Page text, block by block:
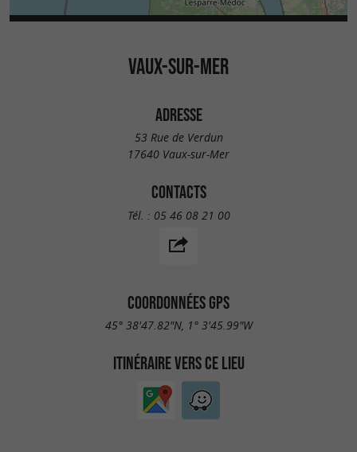
VAUX-SUR-MER
ADRESSE
53 Rue de Verdun
17640 Vaux-sur-Mer
CONTACTS
Tél. : 05 46 08 21 00
COORDONNÉES GPS
45° 38'47.82"N, 1° 3'45.99"W
ITINÉRAIRE VERS CE LIEU